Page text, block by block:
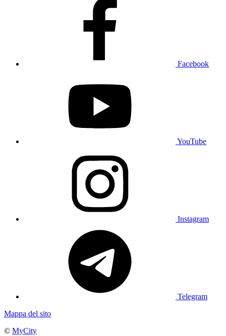
Facebook
YouTube
Instagram
Telegram
Mappa del sito
© MyCity